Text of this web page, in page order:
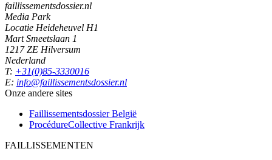
faillissementsdossier.nl
Media Park
Locatie Heideheuvel H1
Mart Smeetslaan 1
1217 ZE Hilversum
Nederland
T: +31(0)85-3330016
E: info@faillissementsdossier.nl
Onze andere sites
Faillissementsdossier België
ProcédureCollective Frankrijk
FAILLISSEMENTEN